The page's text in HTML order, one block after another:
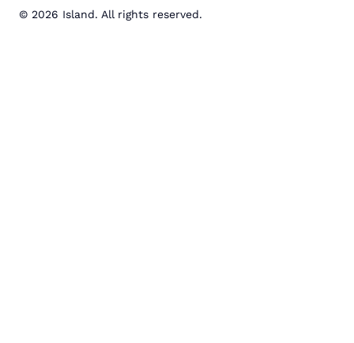
© 2026 Island. All rights reserved.